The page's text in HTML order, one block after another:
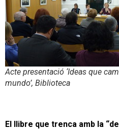
Acte presentació ‘Ideas que
mundo’, Biblioteca
El llibre que trenca amb la